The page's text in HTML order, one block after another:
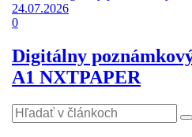
24.07.2026
0
Digitálny
A1 NXTPAPER